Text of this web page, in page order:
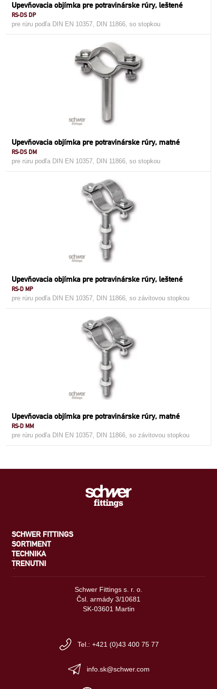
Upevňovacia objímka pre potravinárske rúry, leštené
RS-DS DP
pre rúru podľa DIN EN 10357, DIN 11866, so stopkou
Upevňovacia objímka pre potravinárske rúry, matné
RS-DS DM
pre rúru podľa DIN EN 10357, DIN 11866, so stopkou
Upevňovacia objímka pre potravinárske rúry, leštené
RS-D MP
pre rúru podľa DIN EN 10357, DIN 11866, so závitovou stopkou
Upevňovacia objímka pre potravinárske rúry, matné
RS-D MM
pre rúru podľa DIN EN 10357, DIN 11866, so závitovou stopkou
SCHWER FITTINGS
SORTIMENT
TECHNIKA
TRENUTNI
Schwer Fittings s. r. o.
Čsl. armády 3/10681
SK-03601 Martin
Tel.: +421 (0)43 400 75 77
info.sk@schwer.com